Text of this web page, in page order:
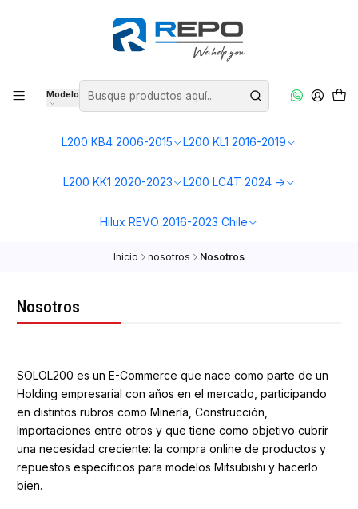
Modelo
L200 KB4 2006-2015 L200 KL1 2016-2019
L200 KK1 2020-2023 L200 LC4T 2024 ->
Hilux REVO 2016-2023 Chile
Inicio nosotros Nosotros
Nosotros
SOLOL200 es un E-Commerce que nace como parte de un
Holding empresarial con años en el mercado, participando
en distintos rubros como Minería, Construcción,
Importaciones entre otros y que tiene como objetivo cubrir
una necesidad creciente: la compra online de productos y
repuestos específicos para modelos Mitsubishi y hacerlo
bien.